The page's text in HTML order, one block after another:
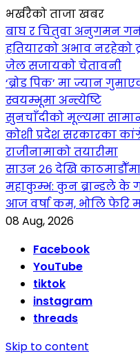
भर्खरैको ताजा खबर
बाघ र चितुवा अनुगमन
हतियारको अभाव नरहेको
जेल सजायको चेतावनी
‘ब्रोड पिक’ मा ज्यान
स्वयम्भूमा अन्त्येष्टि
सुनचाँदीको मूल्यमा
कोशी प्रदेश सरकारका
राजीनामाको तयारीमा
साउन २६ देखि
महाकुम्भ: कुन ब्रान्डले के
आज वर्षा कम, भोलि
08 Aug, 2026
Facebook
YouTube
tiktok
instagram
threads
Skip to content